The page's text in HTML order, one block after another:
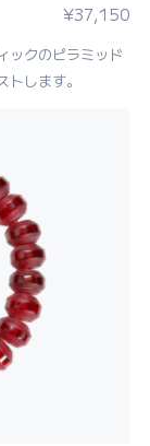
¥37,150
ックのピラミッド
します。